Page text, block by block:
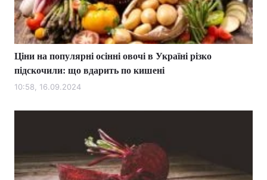
Ціни на популярні осінні овочі в Україні різко
підскочили: що вдарить по кишені
10:58, 16.09.2024